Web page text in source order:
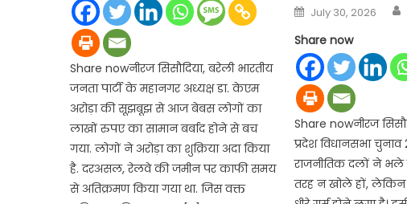
Share nowनीरज सिसौदिया, बरेली भारतीय
जनता पार्टी के महानगर अध्यक्ष डा. केएम
अरोड़ा की सूझबूझ से आज बेबस लोगों का
लाखों रुपए का सामान बर्बाद होने से बच
गया. लोगों ने अरोड़ा का शुक्रिया अदा किया
है. दरअसल, रेलवे की जमीन पर काफी समय
से अतिक्रमण किया गया था. जिस वक्त
Posted
on
July 30, 2026
Share now
Share nowनीरज
प्रदेश विधानसभा
राजनीतिक दलों ने भले
तरह न खोले हों, लेकिन